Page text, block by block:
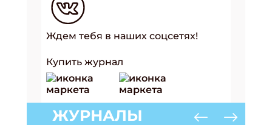
Ждем тебя в наших соцсетях!
Купить журнал
ЖУРНАЛЫ